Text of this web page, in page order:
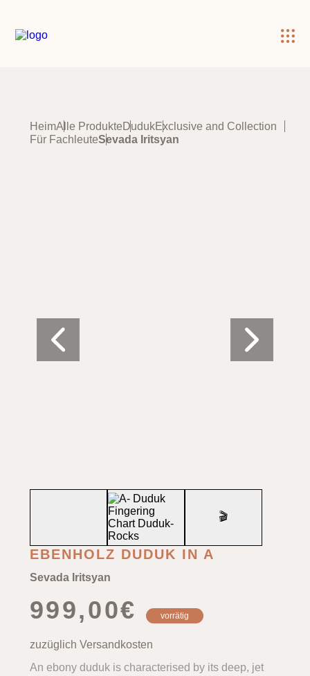
×
HeimAlle Produkte DudukExclusive and Collection
Für FachleuteSevada Iritsyan
🎬
EBENHOLZ DUDUK IN A
Sevada Iritsyan
999,00€ vorrätig
zuzüglich Versandkosten
An ebony duduk is characterised by its deep, jet